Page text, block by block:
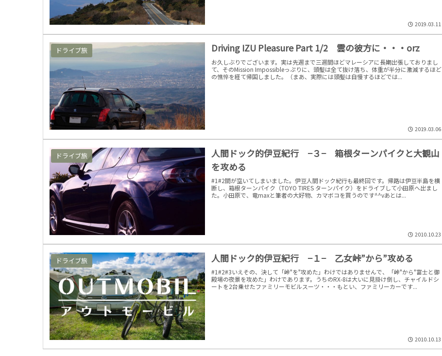
2019.03.11
ドライブ旅 Driving IZU Pleasure Part 1/2 雲の彼方に・・・orz
お久しぶりでございます。実は先週まで三週間ほどマレーシアに長期出張しておりまし
て、そのMission Impossibleっぷりに、頭髪は全て抜け落ち、体重が半分に激減するほど
の憔悴を経て帰国しました。（まあ、実際には頭髪は自慢するほどでは...
2019.03.06
ドライブ旅
人間ドック的伊豆紀行 −３− 箱根ターンパイクと大観山
を攻める
#1#2間が空いてしまいました。伊豆人間ドック紀行も最終回です。帰路は伊豆半島を横
断し、箱根ターンパイク（TOYO TIRES ターンパイク）をドライブして小田原へ出まし
た。小田原で、竜maxと筆者の大好物、カマボコを買うのです^^vあとは...
2010.10.23
ドライブ旅 人間ドック的伊豆紀行 −１− 乙女峠”から”攻める
#1#2#3いえその、決して「峠"を"攻めた」わけではありませんで、「峠"から"富士と御
殿場の夜景を攻めた」わけであります。うちのRX-8は大いに見掛け倒し、チャイルドシ
ートを2台乗せたファミリーモビルスーツ・・・もとい、ファミリーカーです...
2010.10.13